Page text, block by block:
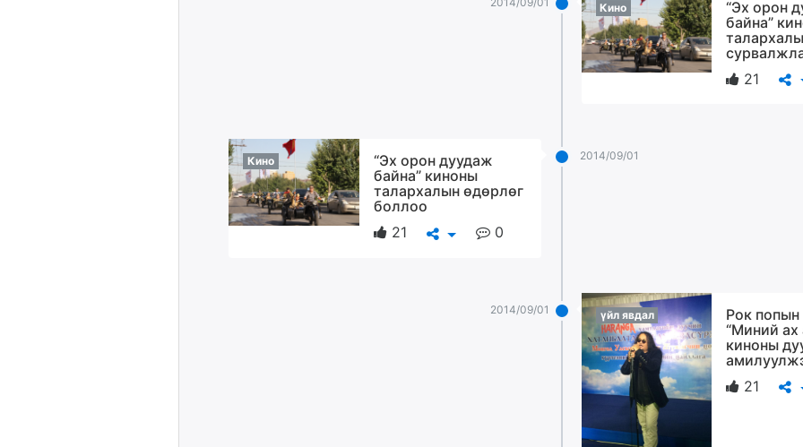
Кино
“Эх орон
байна”
21
2014/09/01
Кино
“Эх орон дуудаж
байна” киноны
талархалын өдөрлөг
боллоо
21
0
2014/09/01 үйл явдал
Рок попын
“Миний ах
киноны
21